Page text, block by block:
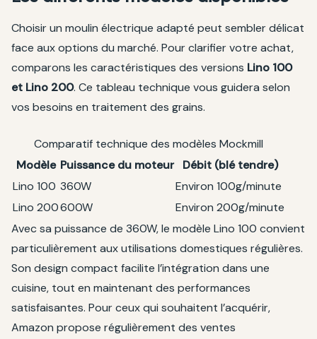
Choisir un moulin électrique adapté peut sembler délicat
face aux options du marché. Pour clarifier votre achat,
comparons les caractéristiques des versions Lino 100
et Lino 200. Ce tableau technique vous guidera selon
vos besoins en traitement des grains.
Comparatif technique des modèles Mockmill
Modèle Puissance du moteur
Débit (blé tendre)
Lino 100 360W
Environ 100g/minute
Lino 200600W
Environ 200g/minute
Avec sa puissance de 360W, le modèle Lino 100 convient
particulièrement aux utilisations domestiques régulières.
Son design compact facilite l’intégration dans une
cuisine, tout en maintenant des performances
satisfaisantes. Pour ceux qui souhaitent l’acquérir,
Amazon propose régulièrement des ventes